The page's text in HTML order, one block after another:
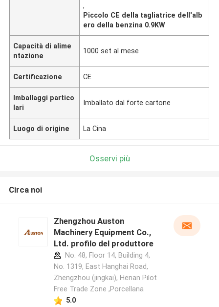
,
Piccolo CE della tagliatrice dell'alb
ero della benzina 0.9KW
Capacità di alime
ntazione
1000 set al mese
Certificazione CE
Imballaggi partico
lari
Imballato dal forte cartone
Luogo di origine La Cina
Osservi più
Circa noi
Zhengzhou Auston
Machinery Equipment Co.,
Ltd. profilo del produttore
No. 48, Floor 14, Building 4,
No. 1319, East Hanghai Road,
Zhengzhou (jingkai), Henan Pilot
Free Trade Zone ,Porcellana
5.0